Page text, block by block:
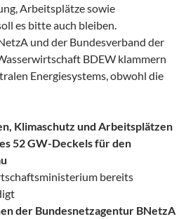
Arbeitsplätze sowie
es bitte auch bleiben.
und der Bundesverband der
BDEW klammern
Energiesystems, obwohl die
Klimaschutz und Arbeitsplätzen
52 GW-Deckels für den
bereits
der Bundesnetzagentur BNetzA